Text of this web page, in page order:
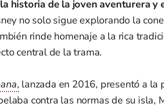
historia de la joven aventurera y
no solo sigue explorando la
rinde homenaje a la rica
central de la trama.
, lanzada en 2016, presentó a la
contra las normas de su isla,